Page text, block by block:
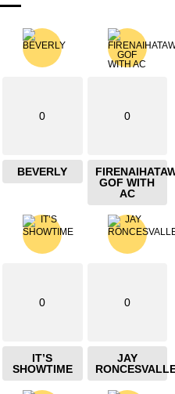
0
BEVERLY
0
GOF WITH
AC
0
IT’S
SHOWTIME
0
JAY